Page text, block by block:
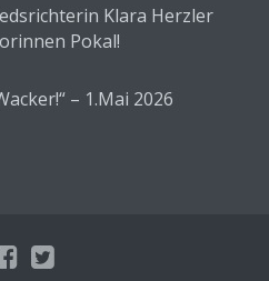
Klara Herzler
Pokal!
– 1.Mai 2026